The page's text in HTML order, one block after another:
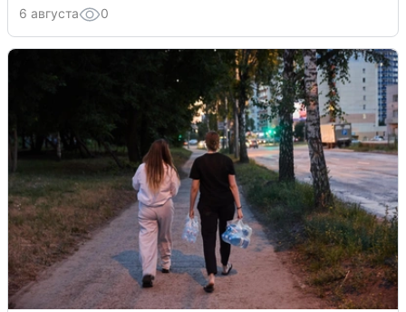
6 августа 0